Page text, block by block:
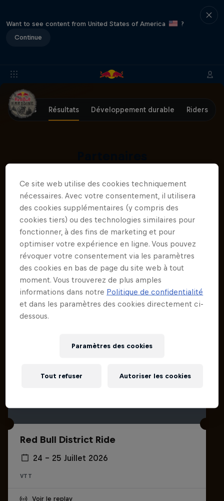
Want to see content from United States of America
?
Continue
Infos Résultats Développement durable Riders
Événements associés
Red Bull District Ride
24 – 25 Juillet 2026
VTT
Voir le replay
Ce site web utilise des cookies techniquement
nécessaires. Avec votre consentement, il utilisera
des cookies supplémentaires (y compris des
cookies tiers) ou des technologies similaires pour
fonctionner, à des fins de marketing et pour
optimiser votre expérience en ligne. Vous pouvez
révoquer votre consentement via les paramètres
des cookies en bas de page du site web à tout
moment. Vous trouverez de plus amples
informations dans notre Politique de confidentialité
et dans les paramètres des cookies directement ci-
dessous.
Paramètres des cookies
Tout refuser Autoriser les cookies